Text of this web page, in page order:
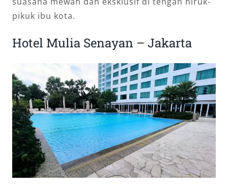
pikuk ibu kota.
Hotel Mulia Senayan – Jakarta